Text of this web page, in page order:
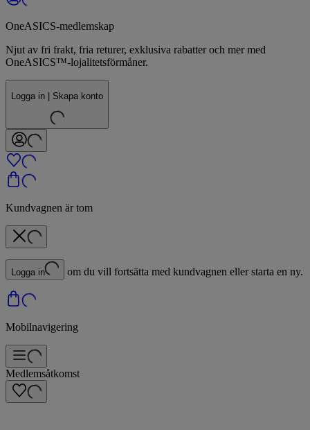
OneASICS-medlemskap
Njut av fri frakt, fria returer, exklusiva rabatter och mer med
OneASICS™-lojalitetsförmåner.
Logga in | Skapa konto
Kundvagnen är tom
Logga in om du vill fortsätta med kundvagnen eller starta en ny.
Mobilnavigering
Medlemsåtkomst